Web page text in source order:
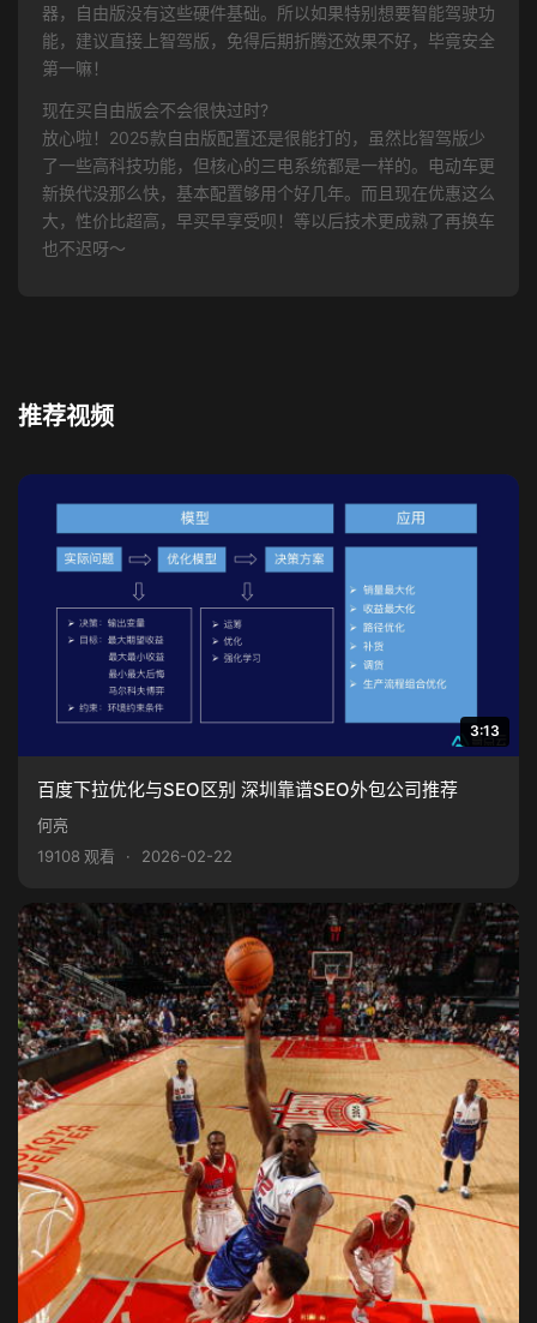
器，自由版没有这些硬件基础。所以如果特别想要智能驾驶功
能，建议直接上智驾版，免得后期折腾还效果不好，毕竟安全
第一嘛！
现在买自由版会不会很快过时?
放心啦！2025款自由版配置还是很能打的，虽然比智驾版少
了一些高科技功能，但核心的三电系统都是一样的。电动车更
新换代没那么快，基本配置够用个好几年。而且现在优惠这么
大，性价比超高，早买早享受呗！等以后技术更成熟了再换车
也不迟呀～
推荐视频
3:13
百度下拉优化与SEO区别 深圳靠谱SEO外包公司推荐
何亮
19108 观看
· 2026-02-22